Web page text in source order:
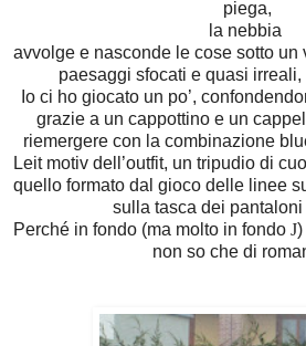
piega,
la nebbia
avvolge e nasconde le cose sotto un
paesaggi sfocati e quasi irreali,
Io ci ho giocato un po’,
grazie a un cappottino e un
riemergere con la combinazione
Leit motiv dell’outfit, un tripudio di
quello formato dal gioco delle linee
sulla tasca dei
Perché in fondo (ma molto in fondo J)
non so che di